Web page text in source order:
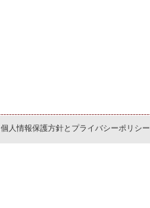
個人情報保護方針とプライバシーポリシー